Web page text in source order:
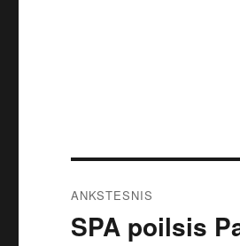
tarp
ANKSTESNIS
Ankstesnis
SPA poilsis